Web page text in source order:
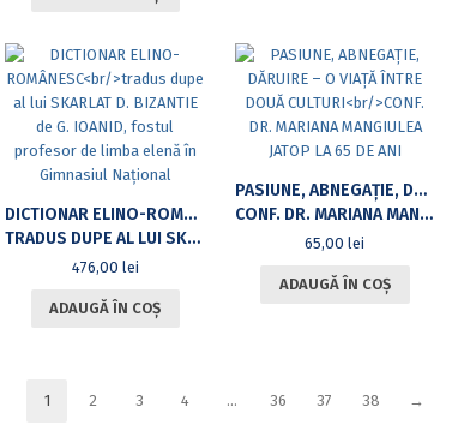
DICTIONAR ELINO-ROMÂNESC
TRADUS DUPE AL LUI SKARLAT D. BIZANTIE DE G. IOANID, FOSTUL PROFESOR DE LIMBA ELENĂ ÎN GIMNASIUL NAȚIONAL
476,00 lei
ADAUGĂ ÎN COȘ
PASIUNE, ABNEGAȚIE, DĂRUIRE – O VIAȚĂ ÎNTRE DOUĂ CULTURI
CONF. DR. MARIANA MANGIULEA JATOP LA 65 DE ANI
65,00lei
ADAUGĂ ÎN COȘ
1 2 3 4 … 36 37 38 →